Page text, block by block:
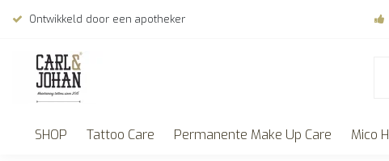
Ontwikkeld door een apotheker
SHOP Tattoo Care Permanente Make Up Care Mico